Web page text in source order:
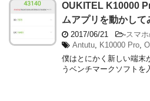
OUKITEL K10000
ムアプリを動かして
2017/06/21 -スマ
Antutu, K10000 Pro,
僕はとにかく新しい端末
うベンチマークソフトを